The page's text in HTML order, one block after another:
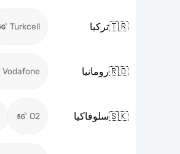
🇹🇷تركيا Turkcell
🇷🇴رومانيا Vodafone
🇸🇰سلوفاكيا O2